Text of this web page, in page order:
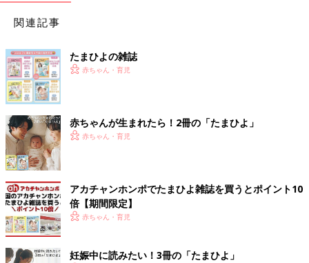
関連記事
たまひよの雑誌
赤ちゃん・育児
赤ちゃんが生まれたら！2冊の「たまひよ」
赤ちゃん・育児
アカチャンホンポでたまひよ雑誌を買うとポイント10
倍【期間限定】
赤ちゃん・育児
妊娠中に読みたい！3冊の「たまひよ」